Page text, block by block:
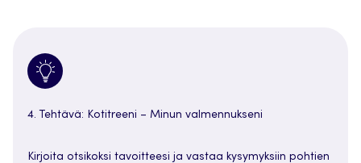
4. Tehtävä: Kotitreeni – Minun valmennukseni
Kirjoita otsikoksi tavoitteesi ja vastaa kysymyksiin pohtien